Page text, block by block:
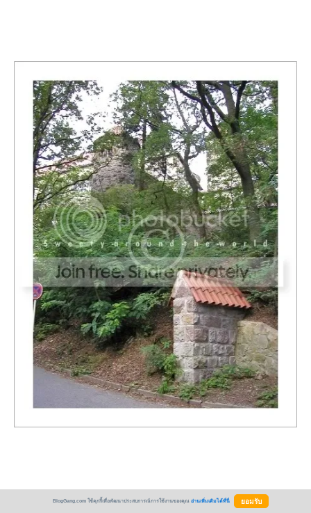
BlogGang.com ใช้คุกกี้เพื่อพัฒนาประสบการณ์การใช้งานของคุณ อ่านเพิ่มเติมได้ที่นี่